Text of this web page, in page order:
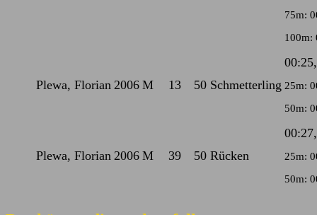
75m:
100m:
Plewa, Florian 2006 M 13 50 Schmetterling 25m:
50m:
Plewa, Florian 2006 M 39 50 Rücken
25m:
50m: